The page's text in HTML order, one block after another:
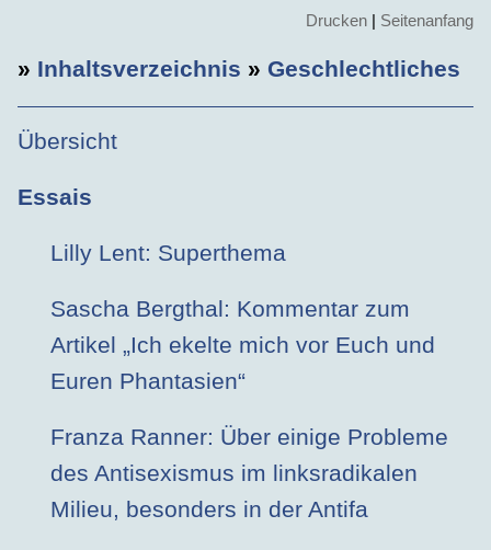
Drucken | Seitenanfang
» Inhaltsverzeichnis » Geschlechtliches
Übersicht
Essais
Lilly Lent: Superthema
Sascha Bergthal: Kommentar zum
Artikel „Ich ekelte mich vor Euch und
Euren Phantasien“
Franza Ranner: Über einige Probleme
des Antisexismus im linksradikalen
Milieu, besonders in der Antifa